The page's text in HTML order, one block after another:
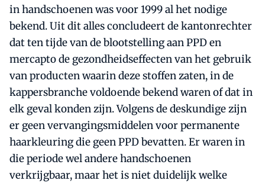
in handschoenen was voor 1999 al het nodige
bekend. Uit dit alles concludeert de kantonrechter
dat ten tijde van de blootstelling aan PPD en
mercapto de gezondheidseffecten van het gebruik
van producten waarin deze stoffen zaten, in de
kappersbranche voldoende bekend waren of dat in
elk geval konden zijn. Volgens de deskundige zijn
er geen vervangingsmiddelen voor permanente
haarkleuring die geen PPD bevatten. Er waren in
die periode wel andere handschoenen
verkrijgbaar, maar het is niet duidelijk welke